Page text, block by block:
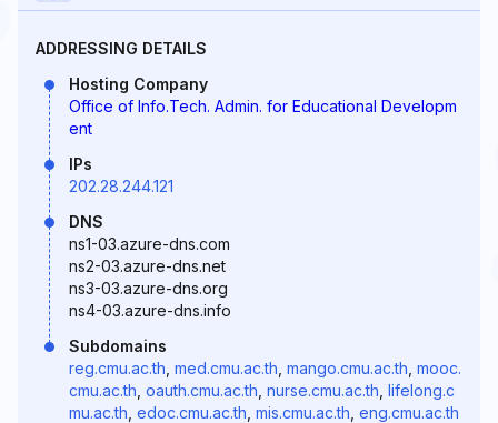
ADDRESSING DETAILS
Hosting Company
Office of Info.Tech. Admin. for Educational Developm
ent
IPs
202.28.244.121
DNS
ns1-03.azure-dns.com
ns2-03.azure-dns.net
ns3-03.azure-dns.org
ns4-03.azure-dns.info
Subdomains
reg.cmu.ac.th med.cmu.ac.th mango.cmu.ac.th mooc.
cmu.ac.th oauth.cmu.ac.th nurse.cmu.ac.th lifelong.c
mu.ac.th edoc.cmu.ac.th mis.cmu.ac.th eng.cmu.ac.th